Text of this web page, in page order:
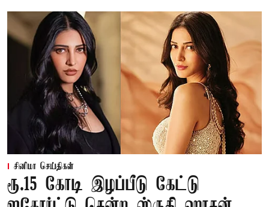
சினிமா செய்திகள்
ரூ.15 கோடி இழப்பீடு கேட்டு